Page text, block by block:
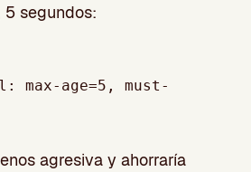
segundos:
max-age=5, must-
agresiva y ahorraría